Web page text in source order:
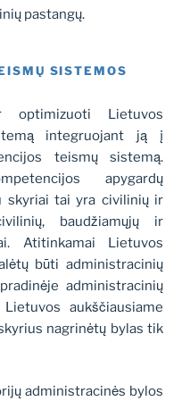
pastangų.
SISTEMOS
Lietuvos
integruojant ją į
teismų sistemą.
apygardų
skyriai tai yra civilinių ir
baudžiamųjų ir
Atitinkamai Lietuvos
būti administracinių
administracinių
aukščiausiame
nagrinėtų bylas tik
administracinės bylos